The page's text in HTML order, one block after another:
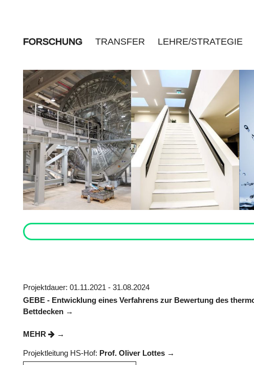
FORSCHUNG TRANSFER LEHRE/STRATEGIE
Projektdauer: 01.11.2021 - 31.08.2024
GEBE - Entwicklung eines Verfahrens zur Bewertung des
Bettdecken
MEHR
Projektleitung HS-Hof: Prof. Oliver Lottes